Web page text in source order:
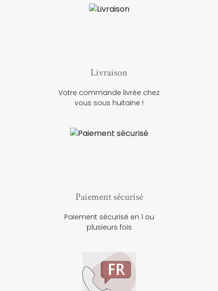
Livraison
Votre commande livrée chez
vous sous huitaine !
Paiement sécurisé
Paiement sécurisé en 1 ou
plusieurs fois